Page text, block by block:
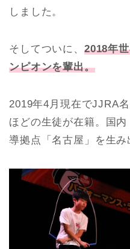
しました。
そしてついに、 2018年
ンピオンを輩出。
2019年4月現在でJJRA
ほどの生徒が在籍。国
導拠点「名古屋」を生み